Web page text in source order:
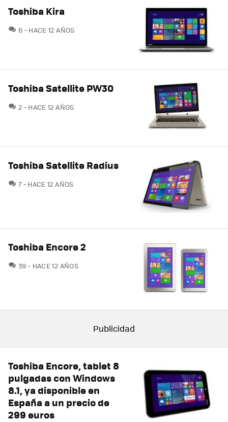
Toshiba Kira
6 COMENTARIOS
HACE 12 AÑOS
Toshiba Satellite PW30
2 COMENTARIOS
HACE 12 AÑOS
Toshiba Satellite Radius
7COMENTARIOS
HACE 12 AÑOS
Toshiba Encore 2
39 COMENTARIOS
HACE 12 AÑOS
Toshiba Encore, tablet 8
pulgadas con Windows
8.1, ya disponible en
España a un precio de
299 euros